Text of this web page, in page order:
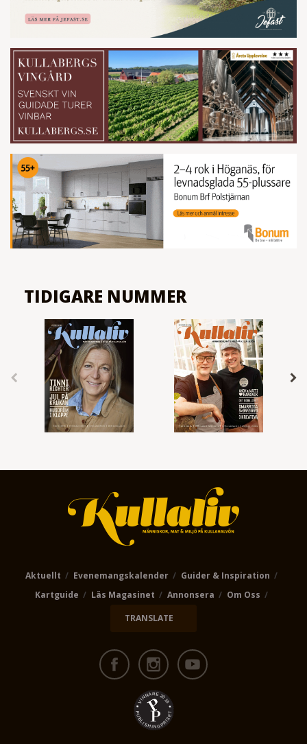
TIDIGARE NUMMER
Aktuellt Evenemangskalender
Guider & Inspiration
Kartguide
Läs Magasinet Annonsera
Om Oss
TRANSLATE